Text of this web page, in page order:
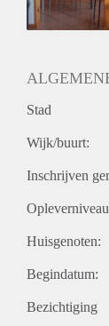
Stad
Wijk/buurt:
Inschrijven
Huisgenoten:
Begindatum:
Bezichtiging